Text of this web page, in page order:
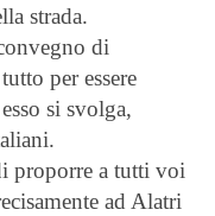
strada.
di
per essere
si svolga,
proporre a tutti voi
ad Alatri